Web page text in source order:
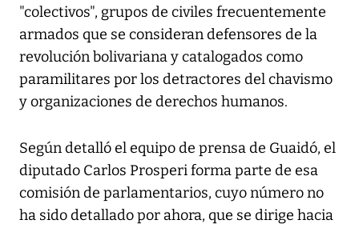
"colectivos", grupos de civiles frecuentemente
armados que se consideran defensores de la
revolución bolivariana y catalogados como
paramilitares por los detractores del chavismo
y organizaciones de derechos humanos.
Según detalló el equipo de prensa de Guaidó, el
diputado Carlos Prosperi forma parte de esa
comisión de parlamentarios, cuyo número no
ha sido detallado por ahora, que se dirige hacia